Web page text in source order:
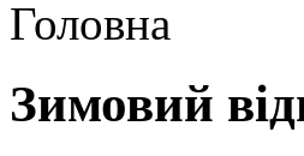
Головна
Зимовий